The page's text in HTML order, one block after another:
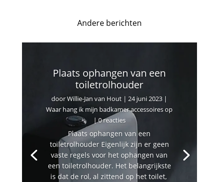
Andere berichten
Plaats ophangen van een
toiletrolhouder
doorWillie-Jan van Hout |24 juni 2023 |
Waar hang ik mijn badkamer accessoires op
| 0 reacties
Plaats ophangen van een
toiletrolhouder Eigenlijk zijn er geen
vaste regels voor het ophangen van
een toiletrolhouder. Het belangrijkste
is dat de rol, al zittend op het toilet,